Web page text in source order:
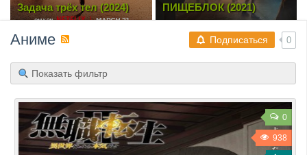
ПИЩЕБЛОК (2021)
Операция «Шаровая
молния» / Entebbe (2018)
BDRip | Лицензия
Подписаться 0
Аниме
Показать фильтр
0
938